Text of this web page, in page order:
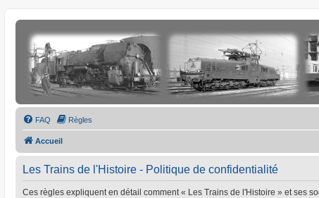
FAQ Règles
Accueil
Les Trains de l'Histoire - Politique de confidentialité
Ces règles expliquent en détail comment « Les Trains de l'Histoire » et ses